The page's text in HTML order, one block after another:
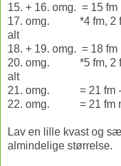
15. + 16. omg. = 15 fm
17. omg. *4 fm, 2 fm
alt
18. + 19. omg. = 18 fm
20. omg. *5 fm, 2 fm
alt
21. omg. = 21 fm -
22. omg. = 21 fm
Lav en lille kvast og
almindelige størrelse.